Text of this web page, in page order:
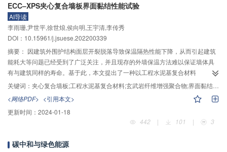
表明：以试验研究为基础，提出的正交胶合木锚固端抗剪承载力计算公式、环
形Q235阻尼器力学指标计算公式及开展的有限元分析，为正交胶合木耗能节点
设计提供依据；除厚度为8 mm、收腰宽度为86 mm的试件以外，其余节点试件
实现了对木材的损伤集中到耗能元件上；所建立的环形阻尼器的力学性能指标
计算公式，可以较为准确地预测节点的屈服力、初始刚度与屈服位移；有限元
模型可以较好地模拟耗能节点的抗剪行为；通过分析给出了厚度为8 mm、收腰
宽度为55 mm的试件为抗剪方向承载力及耗能能力两方面最佳的耗能连接。研
究成果为正交胶合木结构在抗震区工程中的应用提供技术支撑。
ECC–XPS夹心复合墙板界面黏结性能试验
AI导读
李雨珊,尹世平,徐世烺,侯向明,王宇清,李传秀
DOI：10.15961/j.jsuese.202200339
摘要： 因建筑外围护结构面层开裂脱落导致保温隔热性能下降，从而引起建筑
能耗大等问题已经受到了广泛关注，并且现存的外墙保温方法难以保证墙体具
有与建筑同样的寿命。基于此，本文提出了一种以工程水泥基复合材料
（ECC）作为饰面层和结构层、挤塑聚苯乙烯（XPS）保温板作为保温层的夹
心复合墙板，并对其进行了双面剪切试验。在此基础上，分析各类试件的破坏
模式，研究制作方式、保温层厚度、连接件及玄武岩纤维增强聚合物（BFRP）
连接件角度对ECC–XPS夹心复合墙板界面黏结性能的影响。结果表明：预制试
件的黏结性能最差，约为现浇试件的1/3；随着保温层厚度的增加，试件的抗剪
大；连接件的存在能够有效提高试件的抗剪承载力和延性，还会改变试件的破
关键词： 夹心复合墙板;工程水泥基复合材料;玄武岩纤维增强聚合物;界面黏结性能;韧性指数
<网络PDF> <引用本文>
更新时间： 2024-01-18
442
| 101 | 3
碳中和与绿色能源